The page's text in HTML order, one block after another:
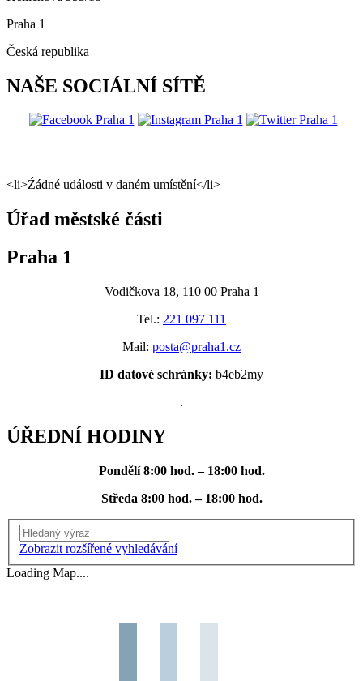
Praha 1
Česká republika
NAŠE SOCIÁLNÍ SÍTĚ
<li>Źádné události v daném umístění</li>
Úřad městské části
Praha 1
Vodičkova 18, 110 00 Praha 1
Tel.: 221 097 111
Mail: posta@praha1.cz
ID datové schránky: b4eb2my
.
ÚŘEDNÍ HODINY
Pondělí 8:00 hod. – 18:00 hod.
Středa 8:00 hod. – 18:00 hod.
Vyhledání
Zobrazit rozšířené vyhledávání
Loading Map....